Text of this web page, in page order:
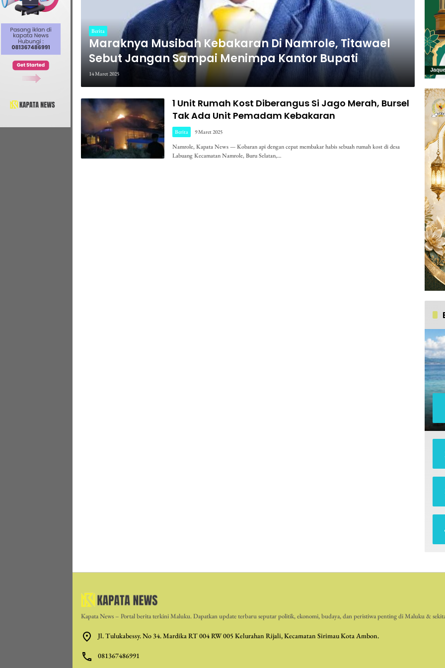
Berita
Maraknya Musibah Kebakaran Di Namrole, Titawael
Sebut Jangan Sampai Menimpa Kantor Bupati
14 Maret 2025
1 Unit Rumah Kost Diberangus Si Jago Merah, Bursel
Tak Ada Unit Pemadam Kebakaran
Berita 9 Maret 2025
Namrole, Kapata News — Kobaran api dengan cepat membakar habis sebuah rumah kost di desa
Labuang Kecamatan Namrole, Buru Selatan,…
Kapata News – Portal berita terkini Maluku. Dapatkan update terbaru seputar politik, ekonomi, budaya, dan peristiwa penting di Maluku &
Jl. Tulukabessy. No 34. Mardika RT 004 RW 005 Kelurahan Rijali, Kecamatan Sirimau Kota Ambon.
081367486991